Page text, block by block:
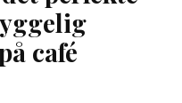
café